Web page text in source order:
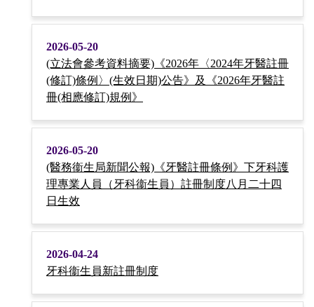
2026-05-20
(立法會參考資料摘要)《2026年〈2024年牙醫註冊
(修訂)條例〉(生效日期)公告》及《2026年牙醫註
冊(相應修訂)規例》
2026-05-20
(醫務衞生局新聞公報)《牙醫註冊條例》下牙科護
理專業人員（牙科衞生員）註冊制度八月二十四
日生效
2026-04-24
牙科衞生員新註冊制度